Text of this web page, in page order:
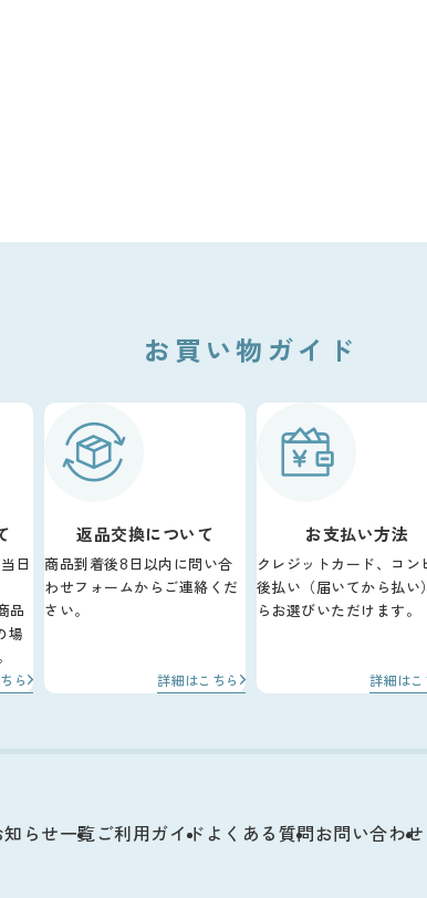
お買い物ガイド
日
品
場
ら
返品交換について
商品到着後8日以内に問い合
わせフォームからご連絡くだ
さい。
詳細はこちら
お支払い方法
クレジットカード、コン
後払い（届いてから払い
らお選びいただけます。
詳細はこ
知らせ一覧 ご利用ガイド よくある質問お問い合わせ